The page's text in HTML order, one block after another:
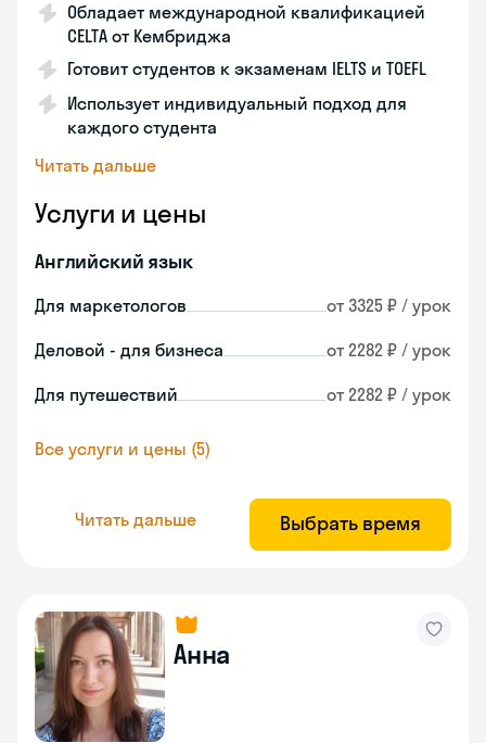
Обладает международной квалификацией
CELTA от Кембриджа
Готовит студентов к экзаменам IELTS и TOEFL
Использует индивидуальный подход для
каждого студента
Читать дальше
Услуги и цены
Английский язык
Для маркетологов от 3325 ₽ / урок
Деловой - для бизнеса от 2282 ₽ / урок
Для путешествий от 2282 ₽ / урок
Все услуги и цены (5)
Читать дальше Выбрать время
Анна